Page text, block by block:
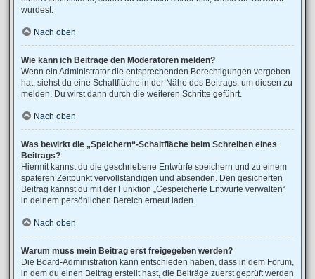
wurdest.
Nach oben
Wie kann ich Beiträge den Moderatoren melden?
Wenn ein Administrator die entsprechenden Berechtigungen vergeben
hat, siehst du eine Schaltfläche in der Nähe des Beitrags, um diesen zu
melden. Du wirst dann durch die weiteren Schritte geführt.
Nach oben
Was bewirkt die „Speichern“-Schaltfläche beim Schreiben eines
Beitrags?
Hiermit kannst du die geschriebene Entwürfe speichern und zu einem
späteren Zeitpunkt vervollständigen und absenden. Den gesicherten
Beitrag kannst du mit der Funktion „Gespeicherte Entwürfe verwalten“
in deinem persönlichen Bereich erneut laden.
Nach oben
Warum muss mein Beitrag erst freigegeben werden?
Die Board-Administration kann entschieden haben, dass in dem Forum,
in dem du einen Beitrag erstellt hast, die Beiträge zuerst geprüft werden